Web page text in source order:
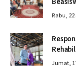
Rabu, 22
Jumat,